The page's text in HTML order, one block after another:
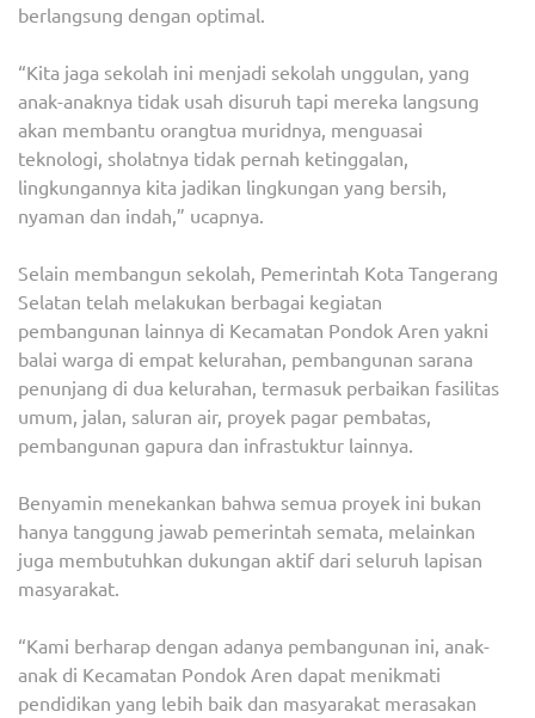
berlangsung dengan optimal.
“Kita jaga sekolah ini menjadi sekolah unggulan, yang
anak-anaknya tidak usah disuruh tapi mereka langsung
akan membantu orangtua muridnya, menguasai
teknologi, sholatnya tidak pernah ketinggalan,
lingkungannya kita jadikan lingkungan yang bersih,
nyaman dan indah,” ucapnya.
Selain membangun sekolah, Pemerintah Kota Tangerang
Selatan telah melakukan berbagai kegiatan
pembangunan lainnya di Kecamatan Pondok Aren yakni
balai warga di empat kelurahan, pembangunan sarana
penunjang di dua kelurahan, termasuk perbaikan fasilitas
umum, jalan, saluran air, proyek pagar pembatas,
pembangunan gapura dan infrastuktur lainnya.
Benyamin menekankan bahwa semua proyek ini bukan
hanya tanggung jawab pemerintah semata, melainkan
juga membutuhkan dukungan aktif dari seluruh lapisan
masyarakat.
“Kami berharap dengan adanya pembangunan ini, anak-
anak di Kecamatan Pondok Aren dapat menikmati
pendidikan yang lebih baik dan masyarakat merasakan